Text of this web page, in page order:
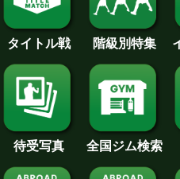
タイトル戦 階級別特集
待受写真 全国ジム検索